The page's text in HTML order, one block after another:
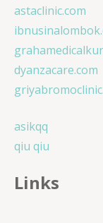
astaclinic.com
dyanzacare.com
asikqq
qiu qiu
Links